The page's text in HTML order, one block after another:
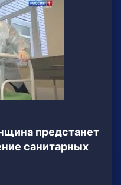
предстанет
санитарных